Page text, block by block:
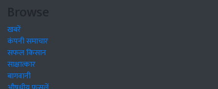
Browse
खबरें
कंपनी समाचार
सफल किसान
साक्षात्कार
बागवानी